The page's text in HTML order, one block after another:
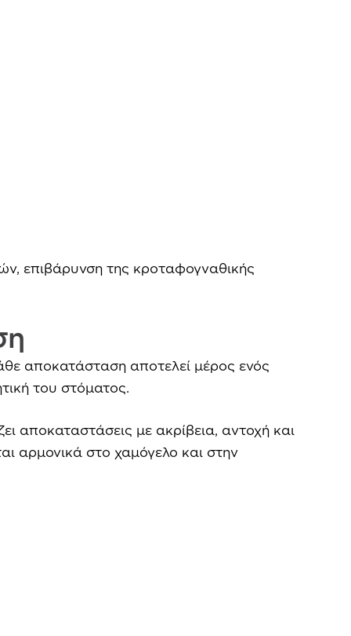
επιβάρυνση της κροταφογναθικής
αποκατάσταση αποτελεί μέρος ενός
του στόματος.
αποκαταστάσεις με ακρίβεια, αντοχή και
αρμονικά στο χαμόγελο και στην